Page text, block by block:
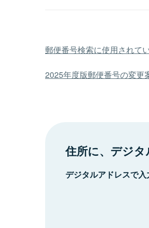
郵便番号検索に使用されて
2025年度版郵便番号の変更
住所に、デジタ
デジタルアドレスで